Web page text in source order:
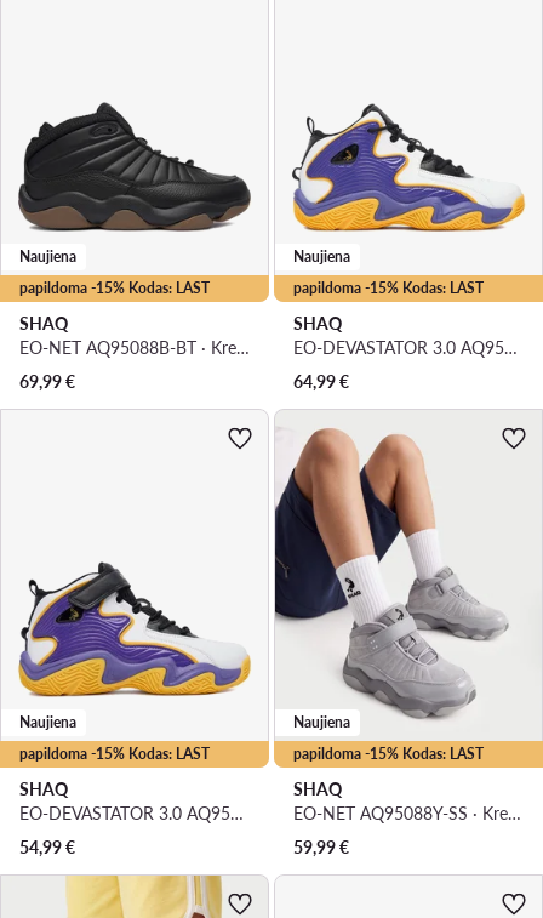
papildoma -15% Kodas: LAST
Naujiena
SHAQ
EO-NET AQ95088B-BT · Krepšinio batai
69,99€
papildoma -15% Kodas: LAST
Naujiena
SHAQ
EO-DEVASTATOR 3.0 AQ95078B-U · Krepšinio batai
64,99€
papildoma -15% Kodas: LAST
Naujiena
SHAQ
EO-DEVASTATOR 3.0 AQ95078Y-UZ · Krepšinio batai
54,99€
papildoma -15% Kodas: LAST
Naujiena
SHAQ
EO-NET AQ95088Y-SS · Krepšinio batai
59,99€